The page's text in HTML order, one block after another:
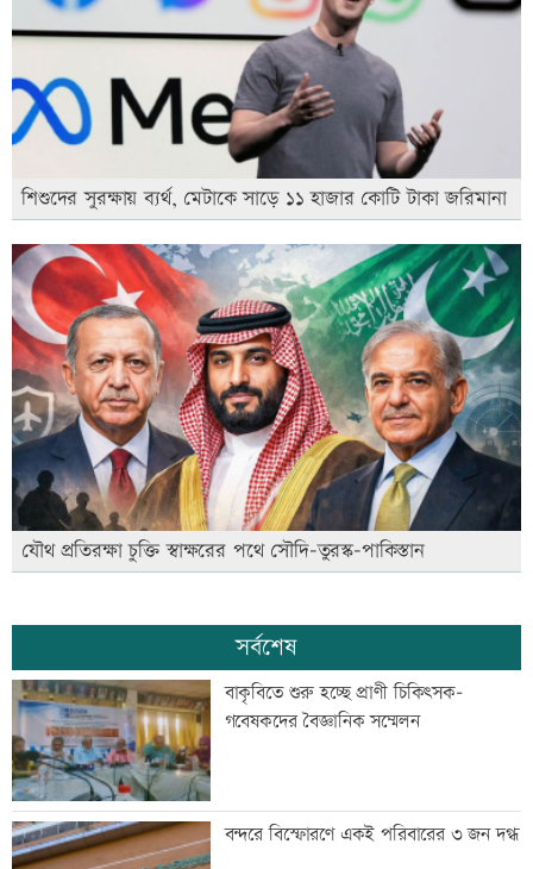
শিশুদের সুরক্ষায় ব্যর্থ, মেটাকে সাড়ে ১১ হাজার কোটি টাকা জরিমানা
যৌথ প্রতিরক্ষা চুক্তি স্বাক্ষরের পথে সৌদি-তুরস্ক-পাকিস্তান
সর্বশেষ
বাকৃবিতে শুরু হচ্ছে প্রাণী চিকিৎসক-
গবেষকদের বৈজ্ঞানিক সম্মেলন
বন্দরে বিস্ফোরণে একই পরিবারের ৩ জন দগ্ধ